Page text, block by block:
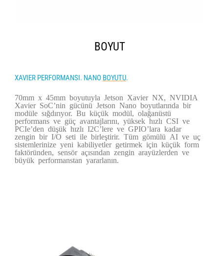
BOYUT
XAVIER PERFORMANSI. NANO BOYUTU.
70mm x 45mm boyutuyla Jetson Xavier NX, NVIDIA
Xavier SoC’nin gücünü Jetson Nano boyutlarında bir
modüle sığdırıyor. Bu küçük modül, olağanüstü
performans ve güç avantajlarını, yüksek hızlı CSI ve
PCIe’den düşük hızlı I2C’lere ve GPIO’lara kadar
zengin bir I/O seti ile birleştirir. Tüm gömülü AI ve uç
sistemlerinize yeni kabiliyetler getirmek için küçük form
faktöründen, sensör açısından zengin arayüzlerden ve
büyük performanstan yararlanın.